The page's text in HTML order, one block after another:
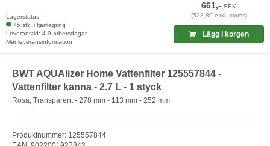
Lagerstatus:
+5 stk. i fjärrlagring
Leveranstid: 4-9 arbetsdagar
Mer leveransinformation
661,-SEK
(528,80 exkl. moms)
Lägg i korgen
BWT AQUAlizer Home Vattenfilter 125557844 -
Vattenfilter kanna - 2.7 L - 1 styck
Rosa, Transparent - 278 mm - 113 mm - 252 mm
Produktnummer: 125557844